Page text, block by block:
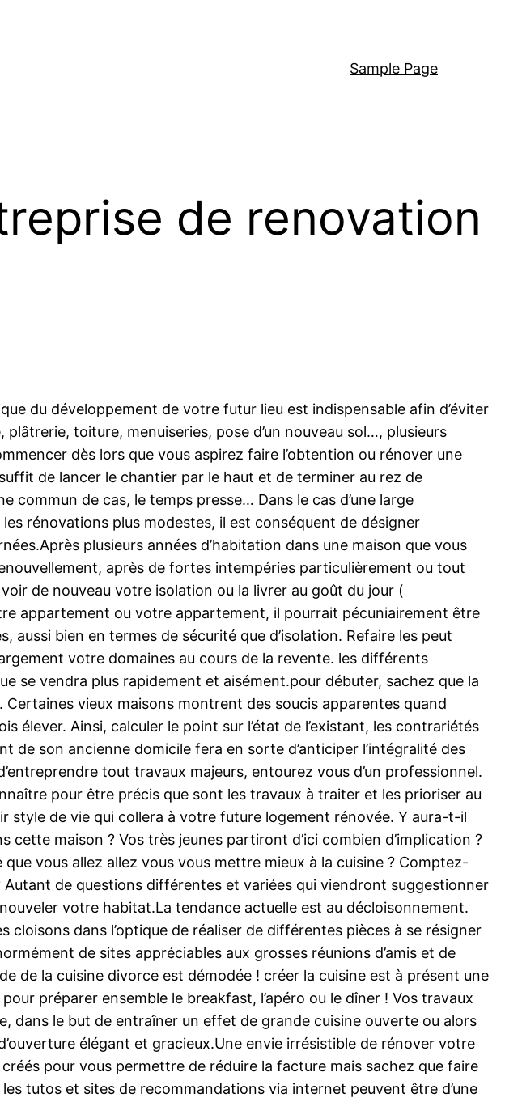
Sample Page
de renovation
du développement de votre futur lieu est indispensable afin d’éviter
toiture, menuiseries, pose d’un nouveau sol…, plusieurs
dès lors que vous aspirez faire l’obtention ou rénover une
de lancer le chantier par le haut et de terminer au rez de
commun de cas, le temps presse… Dans le cas d’une large
rénovations plus modestes, il est conséquent de désigner
plusieurs années d’habitation dans une maison que vous
après de fortes intempéries particulièrement ou tout
de nouveau votre isolation ou la livrer au goût du jour (
appartement ou votre appartement, il pourrait pécuniairement être
bien en termes de sécurité que d’isolation. Refaire les peut
votre domaines au cours de la revente. les différents
se vendra plus rapidement et aisément.pour débuter, sachez que la
vieux maisons montrent des soucis apparentes quand
élever. Ainsi, calculer le point sur l’état de l’existant, les contrariétés
de son ancienne domicile fera en sorte d’anticiper l’intégralité des
tout travaux majeurs, entourez vous d’un professionnel.
pour être précis que sont les travaux à traiter et les prioriser au
style de vie qui collera à votre future logement rénovée. Y aura-t-il
maison ? Vos très jeunes partiront d’ici combien d’implication ?
vous allez allez vous vous mettre mieux à la cuisine ? Comptez-
de questions différentes et variées qui viendront suggestionner
votre habitat.La tendance actuelle est au décloisonnement.
dans l’optique de réaliser de différentes pièces à se résigner
de sites appréciables aux grosses réunions d’amis et de
de la cuisine divorce est démodée ! créer la cuisine est à présent une
préparer ensemble le breakfast, l’apéro ou le dîner ! Vos travaux
le but de entraîner un effet de grande cuisine ouverte ou alors
élégant et gracieux.Une envie irrésistible de rénover votre
pour vous permettre de réduire la facture mais sachez que faire
tutos et sites de recommandations via internet peuvent être d’une